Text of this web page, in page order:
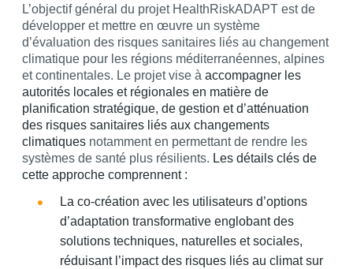
Contenu
L’objectif général du projet HealthRiskADAPT est de
développer et mettre en œuvre un système
d’évaluation des risques sanitaires liés au changement
climatique pour les régions méditerranéennes, alpines
et continentales. Le projet vise à accompagner les
autorités locales et régionales en matière de
planification stratégique, de gestion et d’atténuation
des risques sanitaires liés aux changements
climatiquesnotamment en permettant de rendre les
systèmes de santé plus résilients. Les détails clés de
cette approche comprennent :
La co-création avec les utilisateurs d’options
d’adaptation transformative englobant des
solutions techniques, naturelles et sociales,
réduisant l’impact des risques liés au climat sur